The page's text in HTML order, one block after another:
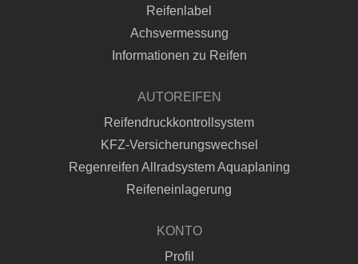
Reifenlabel
Achsvermessung
Informationen zu Reifen
AUTOREIFEN
Reifendruckkontrollsystem
KFZ-Versicherungswechsel
Regenreifen Allradsystem Aquaplaning
Reifeneinlagerung
KONTO
Profil